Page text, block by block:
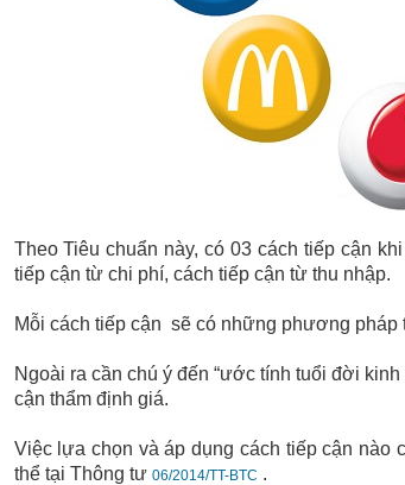
Theo Tiêu chuẩn này, có 03 cách tiếp cận
tiếp cận từ chi phí, cách tiếp cận từ thu nhập.
Mỗi cách tiếp cận sẽ có những phương pháp
Ngoài ra cần chú ý đến “ước tính tuổi đời
cận thẩm định giá.
Việc lựa chọn và áp dụng cách tiếp cận
thể tại Thông tư 06/2014/TT-BTC .